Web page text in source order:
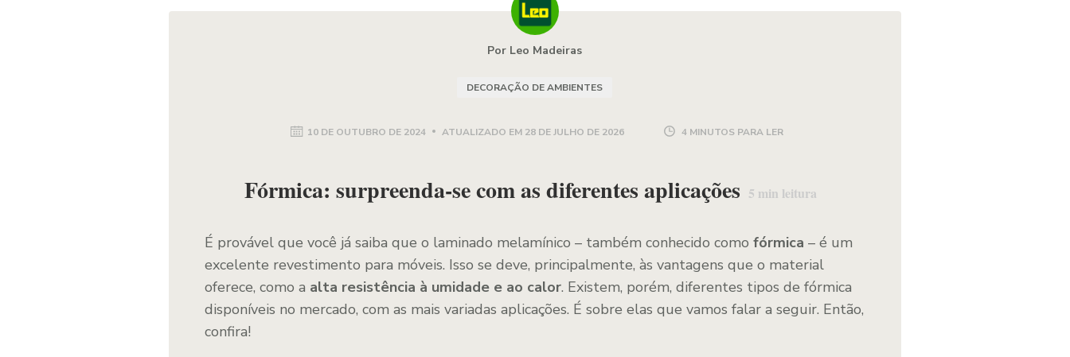
Por Leo Madeiras
DECORAÇÃO DE AMBIENTES
10 DE OUTUBRO DE 2024 ATUALIZADO EM 28 DE JULHO DE 2026 4 MINUTOS PARA LER
Fórmica: surpreenda-se com as diferentes aplicações 5 min leitura
É provável que você já saiba que o laminado melamínico – também conhecido como fórmica – é um
excelente revestimento para móveis. Isso se deve, principalmente, às vantagens que o material
oferece, como a alta resistência à umidade e ao calor. Existem, porém, diferentes tipos de fórmica
disponíveis no mercado, com as mais variadas aplicações. É sobre elas que vamos falar a seguir. Então,
confira!